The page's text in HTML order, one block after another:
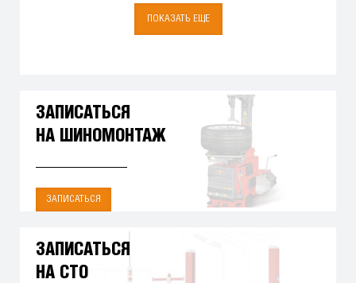
ПОКАЗАТЬ ЕЩЕ
ЗАПИСАТЬСЯ
НА ШИНОМОНТАЖ
ЗАПИСАТЬСЯ
ЗАПИСАТЬСЯ
НА СТО